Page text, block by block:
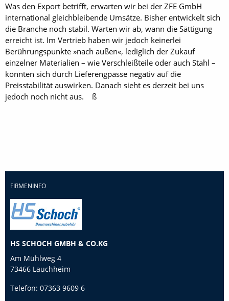
Was den Export betrifft, erwarten wir bei der ZFE GmbH
international gleichbleibende Umsätze. Bisher entwickelt sich
die Branche noch stabil. Warten wir ab, wann die Sättigung
erreicht ist. Im Vertrieb haben wir jedoch keinerlei
Berührungspunkte »nach außen«, lediglich der Zukauf
einzelner Materialien – wie Verschleißteile oder auch Stahl –
könnten sich durch Lieferengpässe negativ auf die
Preisstabilität auswirken. Danach sieht es derzeit bei uns
jedoch noch nicht aus. ß
FIRMENINFO
HS SCHOCH GMBH & CO.KG
Am Mühlweg 4
73466 Lauchheim
Telefon: 07363 9609 6